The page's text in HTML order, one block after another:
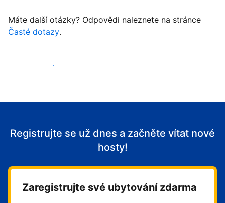
Máte další otázky? Odpovědi naleznete na stránce
Časté dotazy.
Začít přijímat hosty
Registrujte se už dnes a začněte vítat nové
hosty!
Zaregistrujte své ubytování zdarma